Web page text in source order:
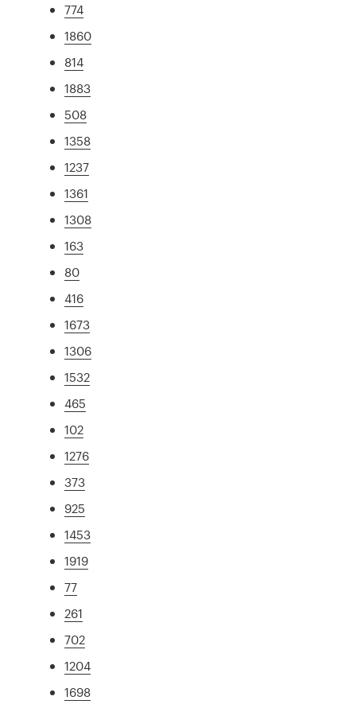
774
1860
814
1883
508
1358
1237
1361
1308
163
80
416
1673
1306
1532
465
102
1276
373
925
1453
1919
77
261
702
1204
1698